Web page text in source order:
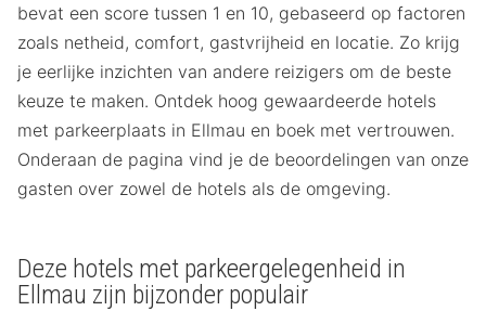
bevat een score tussen 1 en 10, gebaseerd op factoren
zoals netheid, comfort, gastvrijheid en locatie. Zo krijg
je eerlijke inzichten van andere reizigers om de beste
keuze te maken. Ontdek hoog gewaardeerde hotels
met parkeerplaats in Ellmau en boek met vertrouwen.
Onderaan de pagina vind je de beoordelingen van onze
gasten over zowel de hotels als de omgeving.
Deze hotels met parkeergelegenheid in
Ellmau zijn bijzonder populair